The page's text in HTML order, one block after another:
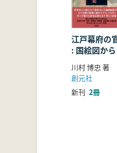
江戸幕府の
: 国絵図か
川村 博忠 著
創元社
新刊 2冊